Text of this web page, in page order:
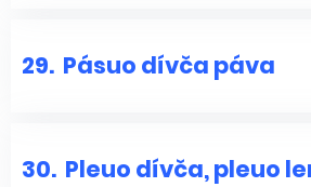
29. Pásuo dívča páva
30. Pleuo dívča, pleuo